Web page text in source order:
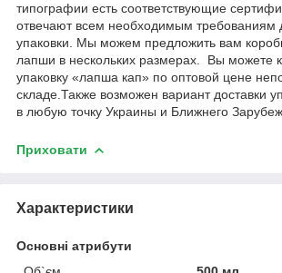
типографии есть соответствующие
отвечают всем необходимым требованиям
упаковки. Мы можем предложить вам
лапши в нескольких размерах. Вы можете
упаковку «лапша кап» по оптовой цене
складе.Также возможен вариант доставки
в любую точку Украины и Ближнего
Приховати
Характеристики
Основні атрибути